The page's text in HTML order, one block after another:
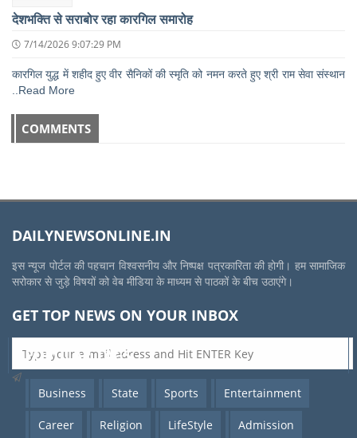
देशभक्ति से सराबोर रहा कारगिल समारोह
7/14/2026 9:07:29 PM
कारगिल युद्ध में शहीद हुए वीर सैनिकों की स्मृति को नमन करते हुए श्री राम सेवा संस्थान
..Read More
COMMENTS
DAILYNEWSONLINE.IN
इस न्यूज पोर्टल की पहचान विश्वसनीय और निष्पक्ष पत्रकारिता की होगी। हम सामाजिक
सरोकार से जुड़े विषयों को वेब मीडिया के माध्यम से पाठकों के बीच उठाएंगे।
GET TOP NEWS ON YOUR INBOX
POPULAR TAGS
Business State Sports Entertainment
Career Religion LifeStyle Admission